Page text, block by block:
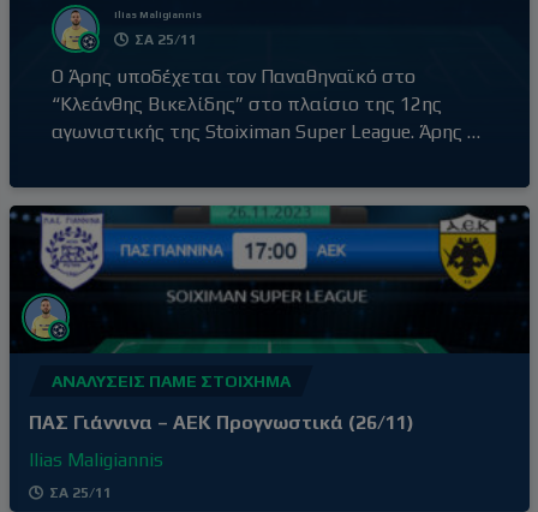
Ilias Maligiannis
ΣΑ 25/11
Ο Άρης υποδέχεται τον Παναθηναϊκό στο
“Κλεάνθης Βικελίδης” στο πλαίσιο της 12ης
αγωνιστικής της Stoiximan Super League. Άρης –
με τη νίκη επί του Βόλου εκτός έδρας, με σκορ
0-2, αφήνοντας πίσω του την απρόσμενη ήττα
στο γήπεδό του από τον Ατρόμητο (1-3) δύο
αγωνιστικές πριν. Τρίτη νίκη στα
ΑΝΑΛΎΣΕΙΣ ΠΆΜΕ ΣΤΟΊΧΗΜΑ
ΠΑΣ Γιάννινα – ΑΕΚ Προγνωστικά (26/11)
Ilias Maligiannis
ΣΑ 25/11